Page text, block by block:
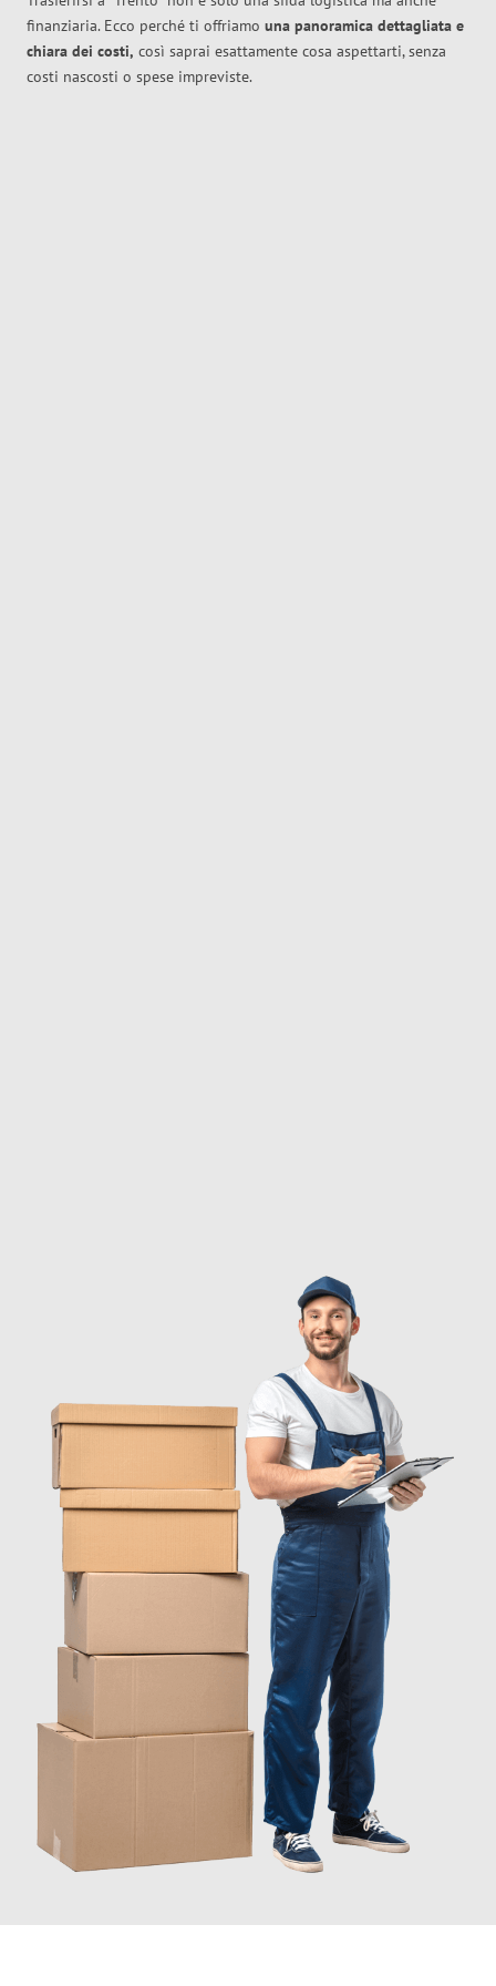
finanziaria. Ecco perché ti offriamo una panoramica dettagliata e
chiara dei costi, così saprai esattamente cosa aspettarti, senza
costi nascosti o spese impreviste.